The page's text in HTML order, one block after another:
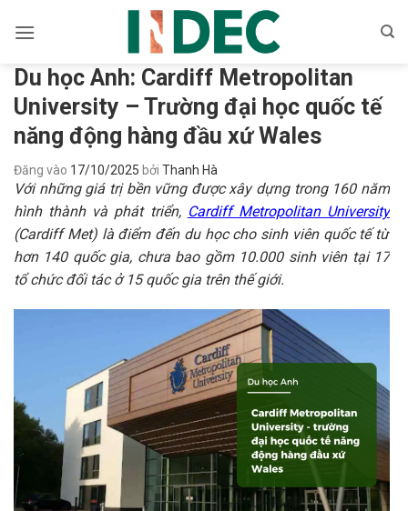
qua
dungDu học Anh: Cardiff Metropolitan
University – Trường đại học quốc tế
năng động hàng đầu xứ Wales
Đăng vào 17/10/2025 bởi Thanh Hà
Với những giá trị bền vững được xây dựng trong 160 năm
hình thành và phát triển, Cardiff Metropolitan University
(Cardiff Met) là điểm đến du học cho sinh viên quốc tế từ
hơn 140 quốc gia, chưa bao gồm 10.000 sinh viên tại 17
tổ chức đối tác ở 15 quốc gia trên thế giới.